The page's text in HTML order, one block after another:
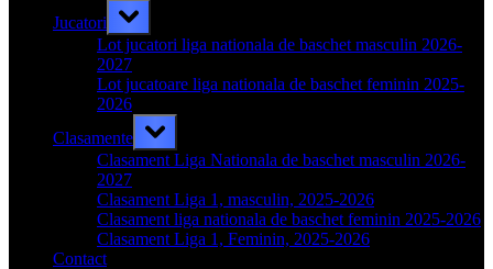
Jucatori
Toggle
sub-
menu
Lot jucatori liga nationala de baschet masculin 2026-
2027
Lot jucatoare liga nationala de baschet feminin 2025-
2026
Clasamente
Toggle
sub-
menu
Clasament Liga Nationala de baschet masculin 2026-
2027
Clasament Liga 1, masculin, 2025-2026
Clasament liga nationala de baschet feminin 2025-2026
Clasament Liga 1, Feminin, 2025-2026
Contact